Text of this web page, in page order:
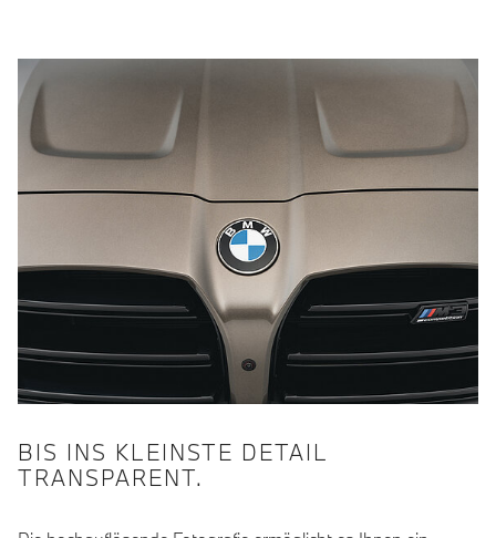
BIS INS KLEINSTE DETAIL
TRANSPARENT.